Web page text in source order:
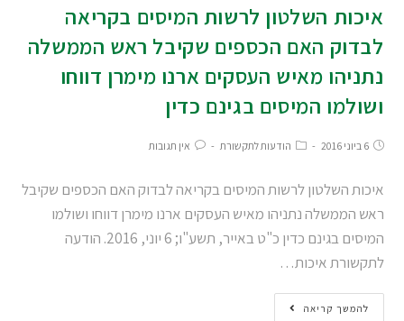
איכות השלטון לרשות המיסים בקריאה
לבדוק האם הכספים שקיבל ראש הממשלה
נתניהו מאיש העסקים ארנו מימרן דווחו
ושולמו המיסים בגינם כדין
6 ביוני 2016 הודעות לתקשורת אין תגובות
איכות השלטון לרשות המיסים בקריאה לבדוק האם הכספים שקיבל
ראש הממשלה נתניהו מאיש העסקים ארנו מימרן דווחו ושולמו
המיסים בגינם כדין כ"ט באייר, תשע"ו; 6 יוני, 2016. הודעה
לתקשורת איכות…
להמשך קריאה